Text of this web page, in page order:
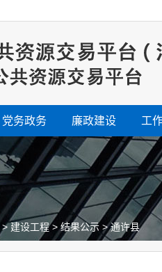
党务政务 廉政建设 工
>建设工程>结果公示 >通许县